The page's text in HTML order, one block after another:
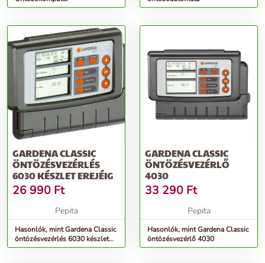
GARDENA CLASSIC
ÖNTÖZÉSVEZÉRLÉS
6030 KÉSZLET EREJÉIG
26 990 Ft
Pepita
Hasonlók, mint Gardena Classic
öntözésvezérlés 6030 készlet
erejéig
GARDENA CLASSIC
ÖNTÖZÉSVEZÉRLŐ
4030
33 290 Ft
Pepita
Hasonlók, mint Gardena Classic
öntözésvezérlő 4030